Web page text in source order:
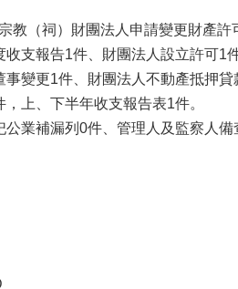
教（祠）財團法人申請變更財產
收支報告1件、財團法人設立許可1
變更1件、財團法人不動產抵押貸
上、下半年收支報告表1件。
業補漏列0件、管理人及監察人